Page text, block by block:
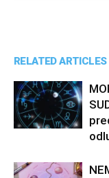
RELATED ARTICLES